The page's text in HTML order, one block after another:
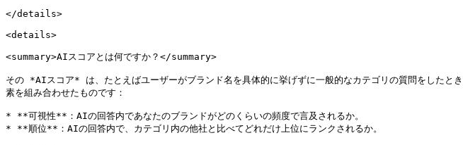
</details>
<details>
<summary>AIスコアとは何ですか？</summary>
その *AIスコア* は、たとえばユーザーがブランド名を具体的に挙げずに一般的なカテゴリの質問をした
素を組み合わせたものです：
* **可視性**：AIの回答内であなたのブランドがどのくらいの頻度で言及されるか。
* **順位**：AIの回答内で、カテゴリ内の他社と比べてどれだけ上位にランクされるか。